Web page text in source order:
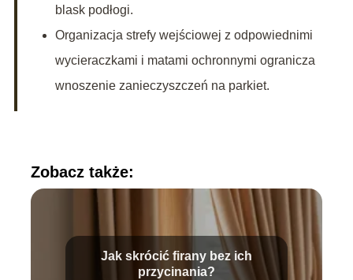
blask podłogi.
Organizacja strefy wejściowej z odpowiednimi
wycieraczkami i matami ochronnymi ogranicza
wnoszenie zanieczyszczeń na parkiet.
Zobacz także:
Jak skrócić firany bez ich
przycinania?